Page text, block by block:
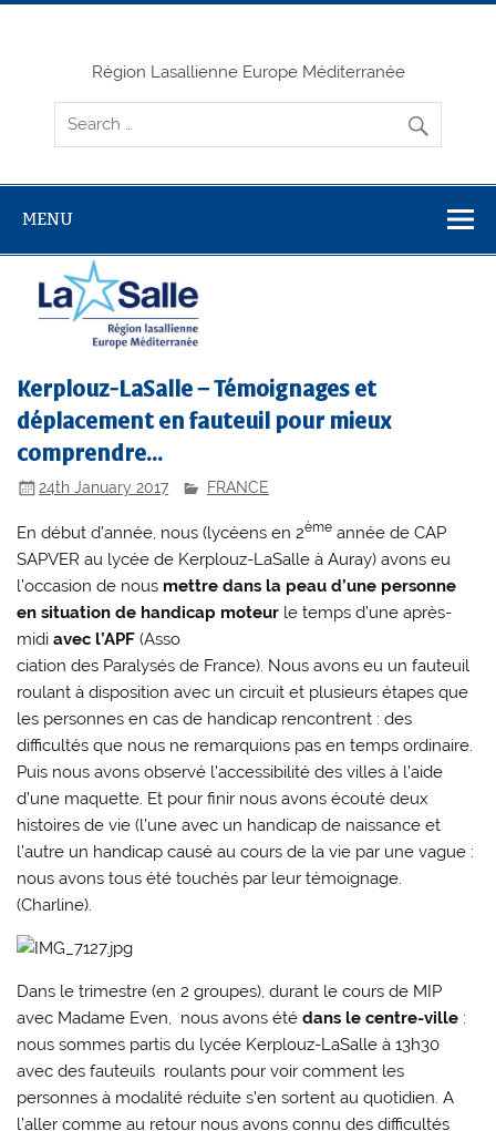
Skip
Région Lasallienne Europe Méditerranée
MENU
Kerplouz-LaSalle – Témoignages et
déplacement en fauteuil pour mieux
comprendre…
24th January 2017 FRANCE
En début d’année, nous (lycéens en 2ème année de CAP
SAPVER au lycée de Kerplouz-LaSalle à Auray) avons eu
l’occasion de nous mettre dans la peau d’une personne
en situation de handicap moteur le temps d’une après-
midiavec l’APF (Asso
ciation des Paralysés de France). Nous avons eu un fauteuil
roulant à disposition avec un circuit et plusieurs étapes que
les personnes en cas de handicap rencontrent : des
difficultés que nous ne remarquions pas en temps ordinaire.
Puis nous avons observé l’accessibilité des villes à l’aide
d’une maquette. Et pour finir nous avons écouté deux
histoires de vie (l’une avec un handicap de naissance et
l’autre un handicap causé au cours de la vie par une vague :
nous avons tous été touchés par leur témoignage.
(Charline).
Dans le trimestre (en 2 groupes), durant le cours de MIP
avec Madame Even, nous avons étédans le centre-ville :
nous sommes partis du lycée Kerplouz-LaSalle à 13h30
avec des fauteuils roulants pour voir comment les
personnes à modalité réduite s’en sortent au quotidien. A
l’aller comme au retour nous avons connu des difficultés